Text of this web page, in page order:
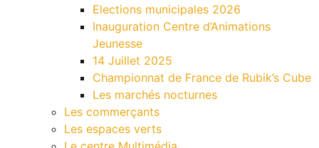
Elections municipales 2026
Inauguration Centre d’Animations
Jeunesse
14 Juillet 2025
Championnat de France de Rubik’s Cube
Les marchés nocturnes
Les commerçants
Les espaces verts